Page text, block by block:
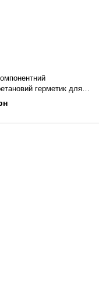
герметик для
швів Tenalux 131L 600